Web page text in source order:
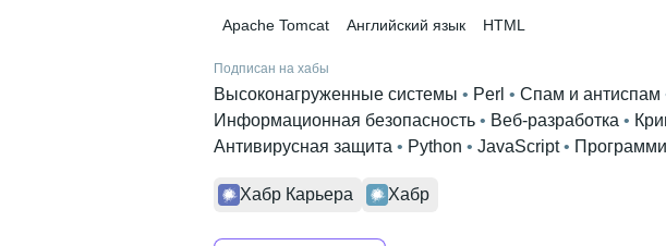
Apache Tomcat
Английский язык HTML
Подписан на хабы
Высоконагруженные системы • Perl • Спам и антиспам
Информационная безопасность • Веб-разработка •
Антивирусная защита • Python • JavaScript •
Хабр Карьера Хабр